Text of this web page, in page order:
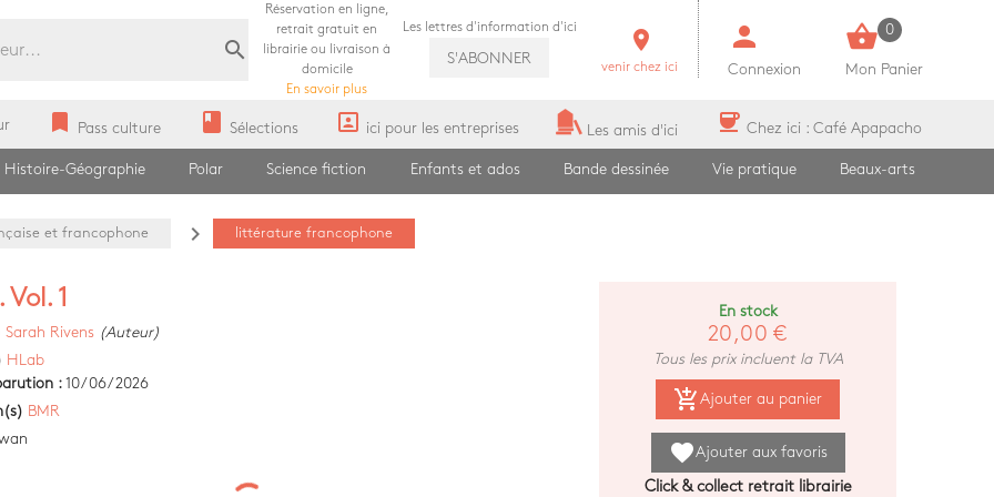
search
Réservation en ligne,
retrait gratuit en
librairie ou livraison à
domicile
En savoir plus
Les lettres d'information d'ici
S'ABONNER
room
venir chez ici
person
Connexion
shopping_basket 0
Mon Panier
bookmark Pass culture book Sélections portrait ici pour les entreprises Les amis d'ici coffee Chez ici : Café Apapacho
Histoire-Géographie Polar Science fiction Enfants et ados Bande dessinée Vie pratique Beaux-arts
et francophone navigate_next littérature francophone
1
Sarah Rivens (Auteur)
HLab
: 10/06/2026
BMR
En stock
20,00 €
Tous les prix incluent la TVA
add_shopping_cart Ajouter au panier
favoriteAjouter aux favoris
Click & collect retrait librairie